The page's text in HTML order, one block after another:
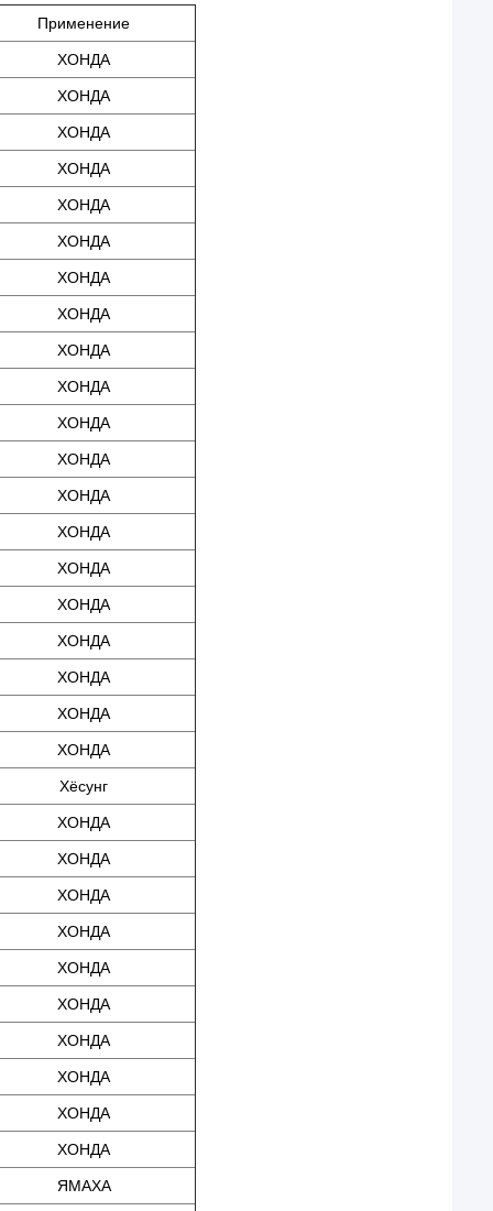
Применение
ХОНДА
ХОНДА
ХОНДА
ХОНДА
ХОНДА
ХОНДА
ХОНДА
ХОНДА
ХОНДА
ХОНДА
ХОНДА
ХОНДА
ХОНДА
ХОНДА
ХОНДА
ХОНДА
ХОНДА
ХОНДА
ХОНДА
ХОНДА
Хёсунг
ХОНДА
ХОНДА
ХОНДА
ХОНДА
ХОНДА
ХОНДА
ХОНДА
ХОНДА
ХОНДА
ХОНДА
ЯМАХА